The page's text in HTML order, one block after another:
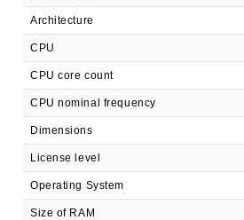
Architecture
CPU
CPU core count
CPU nominal frequency
Dimensions
License level
Operating System
Size of RAM